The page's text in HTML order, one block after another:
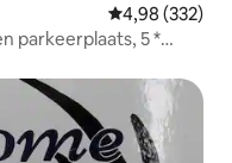
Gemiddelde
4,98 (332)
parkeerplaats, 5 *